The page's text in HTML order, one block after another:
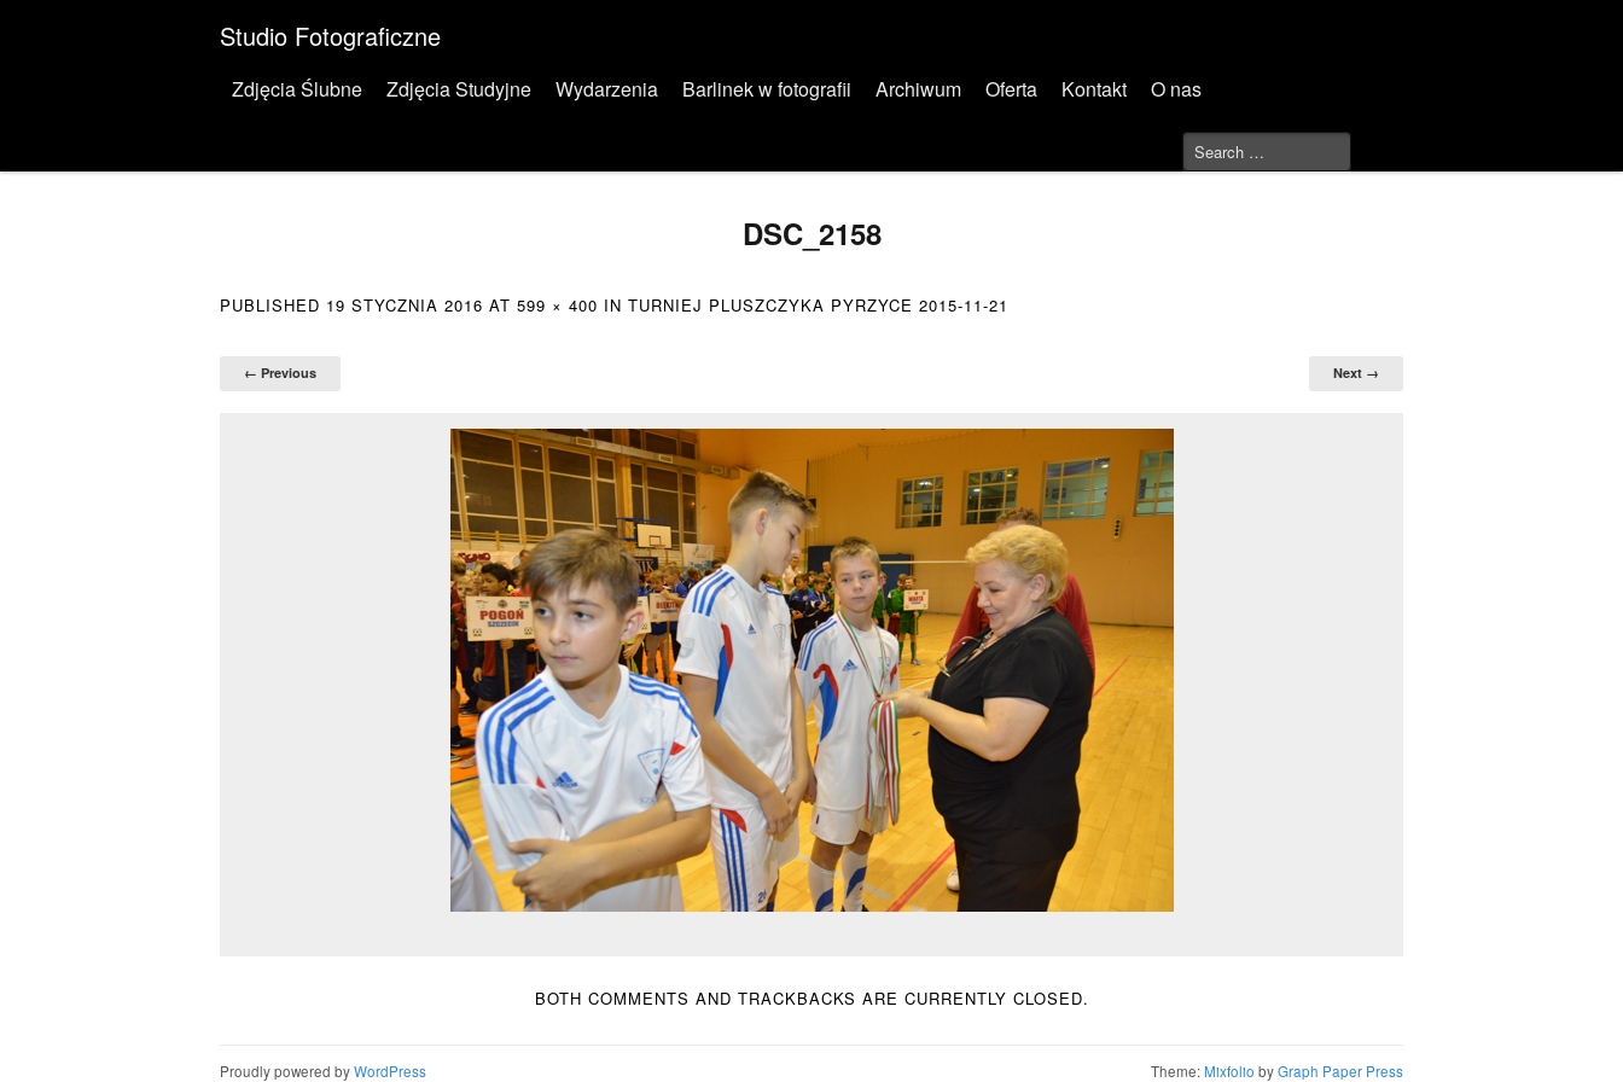
Studio Fotograficzne
Menu
Skip to content
Zdjęcia Ślubne Zdjęcia Studyjne Wydarzenia Barlinek w fotografii Archiwum Oferta Kontakt O nas
DSC_2158
PUBLISHED 19 STYCZNIA 2016 AT 599 × 400 IN TURNIEJ PLUSZCZYKA PYRZYCE 2015-11-21
← Previous Next →
BOTH COMMENTS AND TRACKBACKS ARE CURRENTLY CLOSED.
Proudly powered byWordPress Theme:Mixfolio byGraph Paper Press